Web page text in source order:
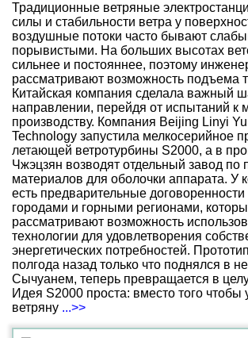
Традиционные ветряные
силы и стабильности ветра у
воздушные потоки часто бывают
порывистыми. На больших высотах
сильнее и постояннее, поэтому
рассматривают возможность подъема
Китайская компания сделала важный
направлении, перейдя от испытаний к
производству. Компания Beijing Linyi
Technology запустила мелкосерийное
летающей ветротурбины S2000, а в
Чжэцзян возводят отдельный завод по
материалов для оболочки аппарата. У
есть предварительные
городами и горными регионами,
рассматривают возможность
технологии для удовлетворения
энергетических потребностей.
полгода назад только что поднялся в
Сычуанем, теперь превращается в
Идея S2000 проста: вместо того чтобы
ветряну ...>>